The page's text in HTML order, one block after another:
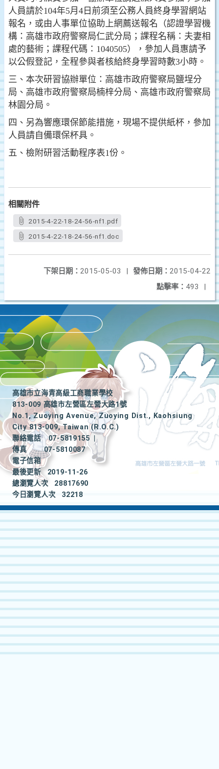
人員請於104年5月4日前須至公務人員終身學習網站
報名，或由人事單位協助上網薦送報名（認證學習機
構：高雄市政府警察局仁武分局；課程名稱：夫妻相
處的藝術；課程代碼：1040505），參加人員惠請予
以公假登記，全程參與者核給終身學習時數3小時。
三、本次研習協辦單位：高雄市政府警察局鹽埕分
局、高雄市政府警察局楠梓分局、高雄市政府警察局
林園分局。
四、另為響應環保節能措施，現場不提供紙杯，參加
人員請自備環保杯具。
五、檢附研習活動程序表1份。
相關附件
2015-4-22-18-24-56-nf1.pdf
2015-4-22-18-24-56-nf1.doc
發佈日期： 2015-04-22
下架日期： 2015-05-03
|
點擊率： 493 |
高雄市立海青高級工商職業學校
813-009 高雄市左營區左營大路1號
No.1, Zuoying Avenue, Zuoying Dist., Kaohsiung
City 813-009, Taiwan (R.O.C.)
聯絡電話
07-5819155
|
傳真
07-5810087
電子信箱
最後更新
2019-11-26
總瀏覽人次
28817690
今日瀏覽人次
32218